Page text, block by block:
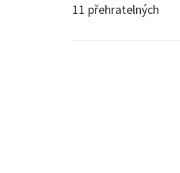
11 přehratelných